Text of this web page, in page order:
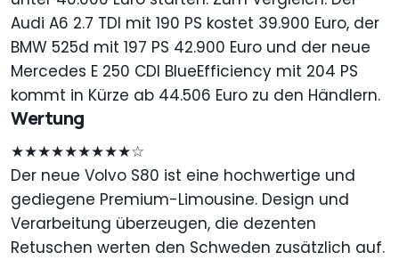
Audi A6 2.7 TDI mit 190 PS kostet 39.900 Euro, der
BMW 525d mit 197 PS 42.900 Euro und der neue
Mercedes E 250 CDI BlueEfficiency mit 204 PS
kommt in Kürze ab 44.506 Euro zu den Händlern.
Wertung
★★★★★★★★★☆
Der neue Volvo S80 ist eine hochwertige und
gediegene Premium-Limousine. Design und
Verarbeitung überzeugen, die dezenten
Retuschen werten den Schweden zusätzlich auf.